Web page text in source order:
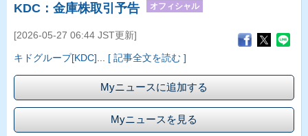
KDC：金庫株取引予告 オフィシャル
[2026-05-27 06:44 JST更新]
キドグループ[KDC] [ 記事全文を読む ]
Myニュースに追加する
Myニュースを見る